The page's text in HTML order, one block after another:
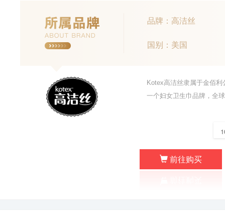
品牌：高洁丝
国别：美国
Kotex高洁丝隶属于金佰
一个妇女卫生巾品牌，全
前往购买